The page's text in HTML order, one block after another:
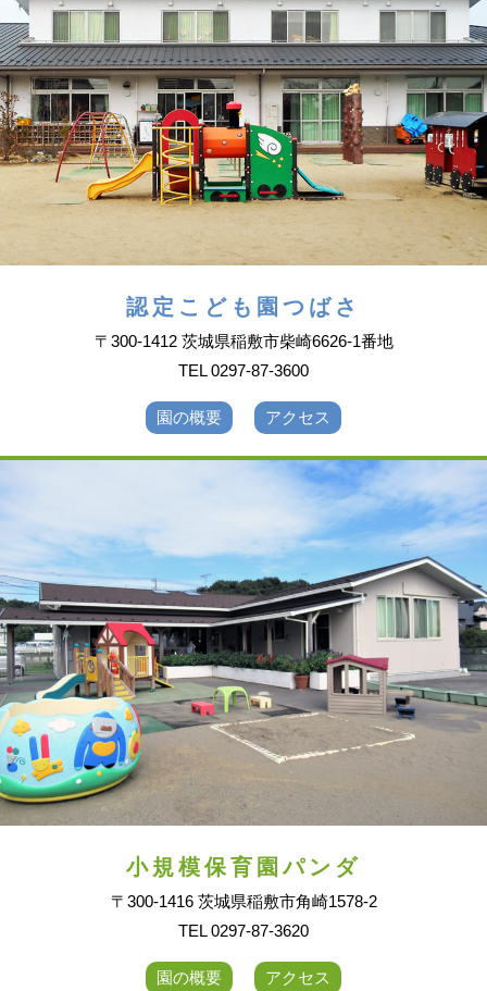
認定こども園つばさ
〒300-1412 茨城県稲敷市柴崎6626-1番地
TEL 0297-87-3600
園の概要 アクセス
小規模保育園パンダ
〒300-1416 茨城県稲敷市角崎1578-2
TEL 0297-87-3620
園の概要 アクセス